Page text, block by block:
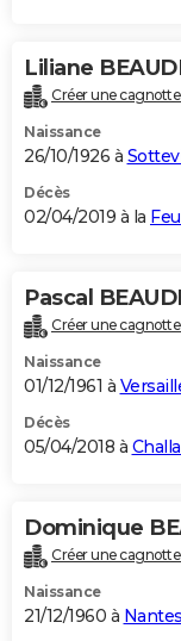
Liliane
Créer une
Naissance
26/10/1926 à
Décès
02/04/2019 à la
Pascal
Créer une
Naissance
01/12/1961 à
Décès
05/04/2018 à
Dominique
Créer une
Naissance
21/12/1960 à Nantes